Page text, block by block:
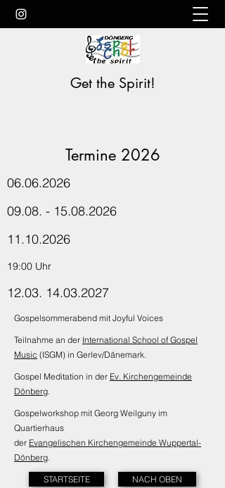
Get the Spirit!
Termine 2026
06.06.2026
09.08. - 15.08.2026
11.10.2026
19:00 Uhr
12.03. 14.03.2027
Gospelsommerabend mit Joyful Voices
Teilnahme an der International School of Gospel
Music (ISGM) in Gerlev/Dänemark.
Gospel Meditation in der Ev. Kirchengemeinde
Dönberg.
Gospelworkshop mit Georg Weilguny im
Quartierhaus
der Evangelischen Kirchengemeinde Wuppertal-
Dönberg.
STARTSEITE NACH OBEN